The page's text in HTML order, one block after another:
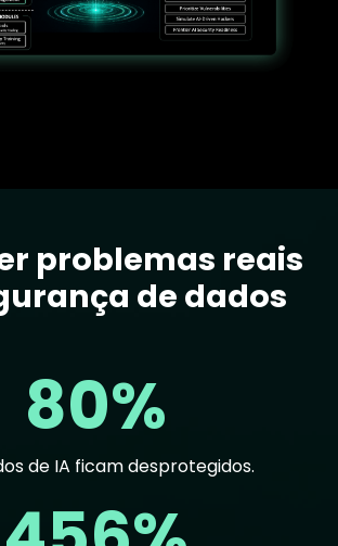
problemas reais
de dados
80%
de IA ficam desprotegidos.